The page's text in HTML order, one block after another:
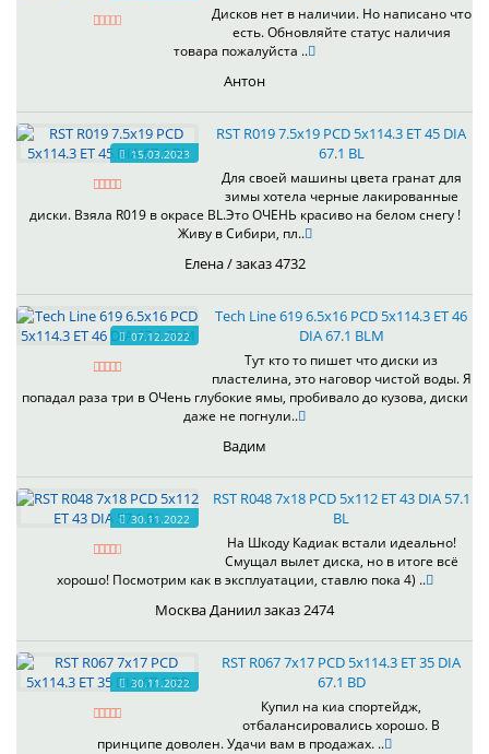
Дисков нет в наличии. Но написано что
есть. Обновляйте статус наличия
товара пожалуйста ..
Антон
15.03.2023
RST R019 7.5x19 PCD 5x114.3 ET 45 DIA
67.1 BL
Для своей машины цвета гранат для
зимы хотела черные лакированные
диски. Взяла R019 в окрасе BL.Это ОЧЕНЬ красиво на белом снегу !
Живу в Сибири, пл..
Елена / заказ 4732
07.12.2022
Tech Line 619 6.5x16 PCD 5x114.3 ET 46
DIA 67.1 BLM
Тут кто то пишет что диски из
пластелина, это наговор чистой воды. Я
попадал раза три в ОЧень глубокие ямы, пробивало до кузова, диски
даже не погнули..
Вадим
30.11.2022
RST R048 7x18 PCD 5x112 ET 43 DIA 57.1
BL
На Шкоду Кадиак встали идеально!
Смущал вылет диска, но в итоге всё
хорошо! Посмотрим как в эксплуатации, ставлю пока 4) ..
Москва Даниил заказ 2474
30.11.2022
RST R067 7x17 PCD 5x114.3 ET 35 DIA
67.1 BD
Купил на киа спортейдж,
отбалансировались хорошо. В
принципе доволен. Удачи вам в продажах. ..